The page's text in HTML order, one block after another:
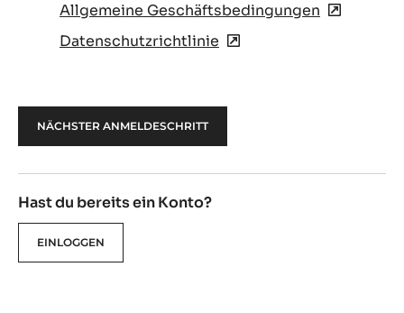
Allgemeine Geschäftsbedingungen (opens
Datenschutzrichtlinie (opens
new
Hast du bereits ein Konto?
EINLOGGEN